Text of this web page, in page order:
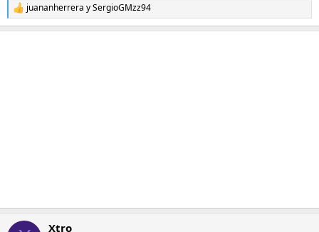
R
e
a
juananherrera ySergioGMzz94
Xtro